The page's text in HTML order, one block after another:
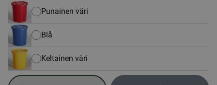
Punainen väri
Blå
Keltainen väri